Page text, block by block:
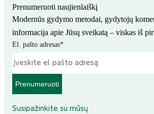
Prenumeruoti naujienlaiškį
Modernūs gydymo metodai, gydytojų
informacija apie Jūsų sveikatą – viskas iš
El. pašto adresas*
Prenumeruoti
Susipažinkite su mūsų